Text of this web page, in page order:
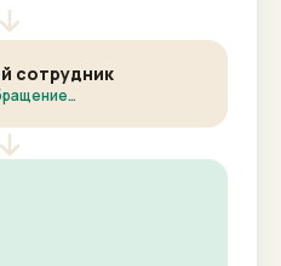
сотрудник